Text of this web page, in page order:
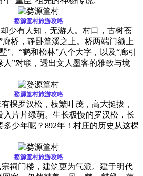
婺源篁村旅游攻略
少有人知，无游人。村口，古树苍
廊桥，静卧篁溪之上。桥两端门额上
”、“鹤和松林”八个大字，以及“廊引
人”对联，透出文人墨客的雅致与境
婺源篁村旅游攻略
棵罗汉松，枝繁叶茂，高大挺拔，
入片片绿萌。生长极慢的罗汉松，长
多少年呢？892年！村庄的历史从这棵
婺源篁村旅游攻略
祠门楼，建筑更为气派。建于明代